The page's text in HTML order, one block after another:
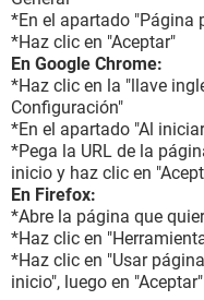
*En el apartado "Página
*Haz clic en "Aceptar"
En Google Chrome:
*Haz clic en la "llave
Configuración"
*En el apartado "Al
*Pega la URL de la
inicio y haz clic en
En Firefox:
*Abre la página que
*Haz clic en
*Haz clic en "Usar
inicio", luego en "Aceptar"